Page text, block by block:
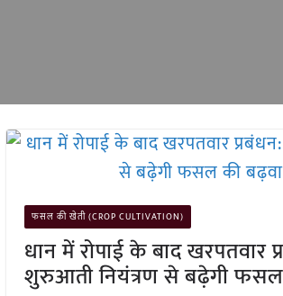
फसल की खेती (CROP CULTIVATION)
धान में रोपाई के बाद खरपतवार
शुरुआती नियंत्रण से बढ़ेगी फसल